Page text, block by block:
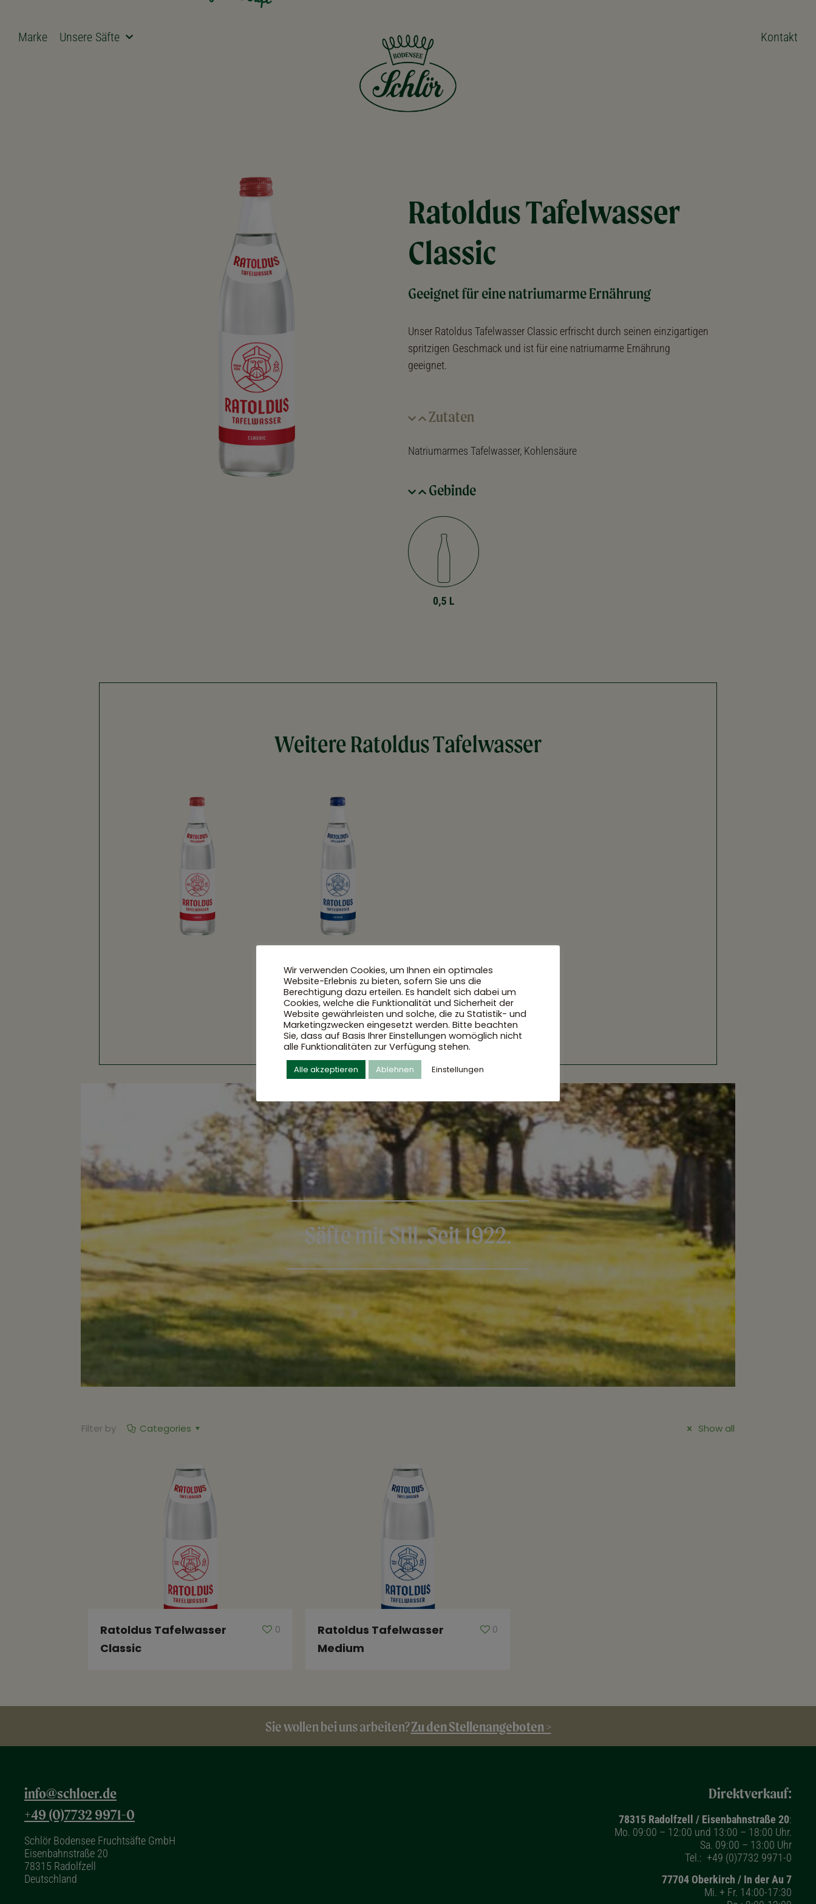
Marke Unsere Säfte Kontakt
Ratoldus Tafelwasser
Classic
Geeignet für eine natriumarme Ernährung
Unser Ratoldus Tafelwasser Classic erfrischt durch seinen einzigartigen
spritzigen Geschmack und ist für eine natriumarme Ernährung
geeignet.
Zutaten
Natriumarmes Tafelwasser, Kohlensäure
Gebinde
Weitere Ratoldus Tafelwasser
MEHR ENTDECKEN
Säfte mit Stil. Seit 1922.
Filter by Categories Show all
Ratoldus Tafelwasser
Classic
0
Ratoldus Tafelwasser
Medium
0
Sie wollen bei uns arbeiten?Zu den Stellenangeboten >
info@schloer.de
+49 (0)7732 9971-0
Schlör Bodensee Fruchtsäfte GmbH
Eisenbahnstraße 20
78315 Radolfzell
Deutschland
Direktverkauf:
78315 Radolfzell / Eisenbahnstraße 20:
Mo. 09:00 – 12:00 und 13:00 – 18:00 Uhr.
Sa. 09:00 – 13:00 Uhr
Tel.: +49 (0)7732 9971-0
77704 Oberkirch / In der Au 7
Mi. + Fr. 14:00-17:30
Wir verwenden Cookies, um Ihnen ein optimales
Website-Erlebnis zu bieten, sofern Sie uns die
Berechtigung dazu erteilen. Es handelt sich dabei um
Cookies, welche die Funktionalität und Sicherheit der
Website gewährleisten und solche, die zu Statistik- und
Marketingzwecken eingesetzt werden. Bitte beachten
Sie, dass auf Basis Ihrer Einstellungen womöglich nicht
alle Funktionalitäten zur Verfügung stehen.
Alle akzeptieren Ablehnen Einstellungen